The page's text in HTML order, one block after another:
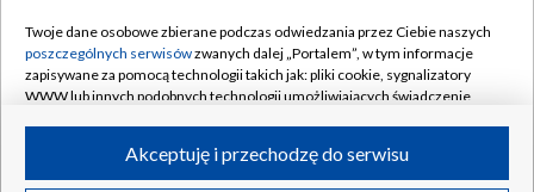
Rada Programowa
System NOS
Informacje o nadawcy
Program dla prasy
Kontakt
Kanały
Twoje dane osobowe zbierane podczas odwiedzania przez Ciebie naszych
poszczególnych serwisówzwanych dalej „Portalem”, w tym informacje
zapisywane za pomocą technologii takich jak: pliki cookie, sygnalizatory
WWW lub innych podobnych technologii umożliwiających świadczenie
ruchu w Internecie.Akceptuję i przechodzę do serwisu